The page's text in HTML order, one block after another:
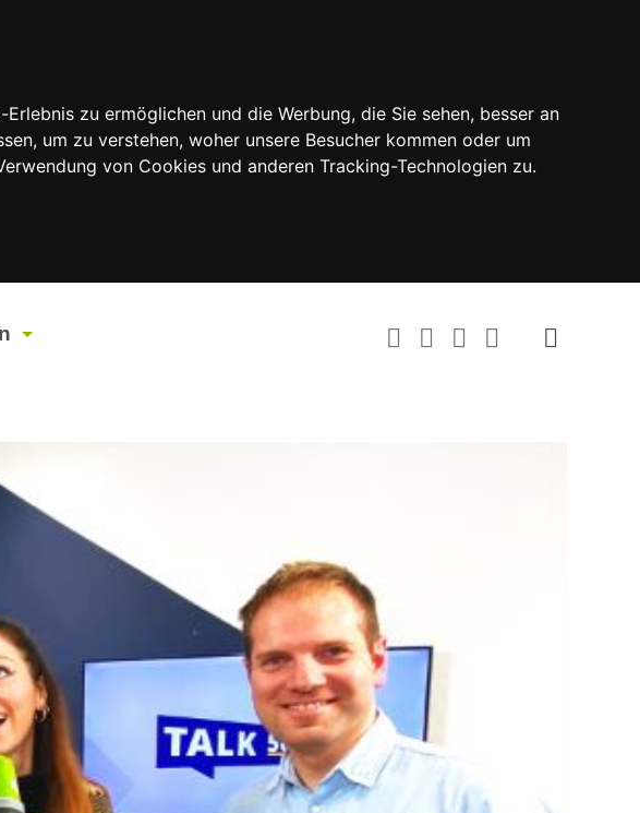
zu ermöglichen und die Werbung, die Sie sehen, besser an
um zu verstehen, woher unsere Besucher kommen oder um
von Cookies und anderen Tracking-Technologien zu.